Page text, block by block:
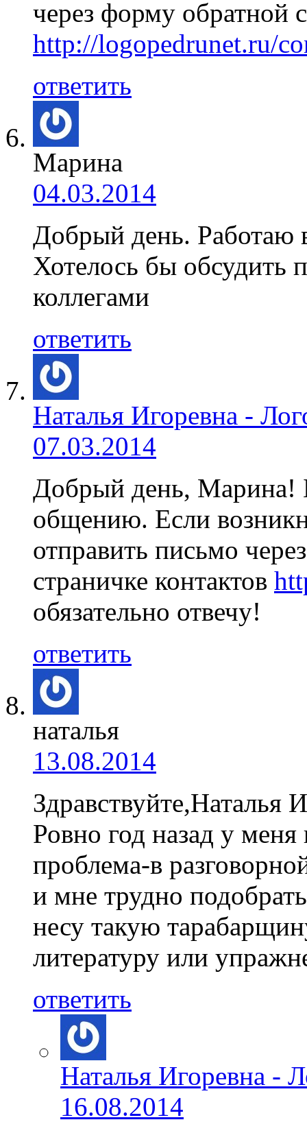
через форму обратной
http://logopedrunet.ru/
ответить
Марина
04.03.2014
Добрый день. Работаю
Хотелось бы обсудить
коллегами
ответить
Наталья Игоревна -
07.03.2014
Добрый день, Марина!
общению. Если
отправить письмо
страничке контактов
обязательно отвечу!
ответить
наталья
13.08.2014
Здравствуйте,Наталья
Ровно год назад у
проблема-в
и мне трудно
несу такую
литературу или
ответить
Наталья Игоревна -
16.08.2014